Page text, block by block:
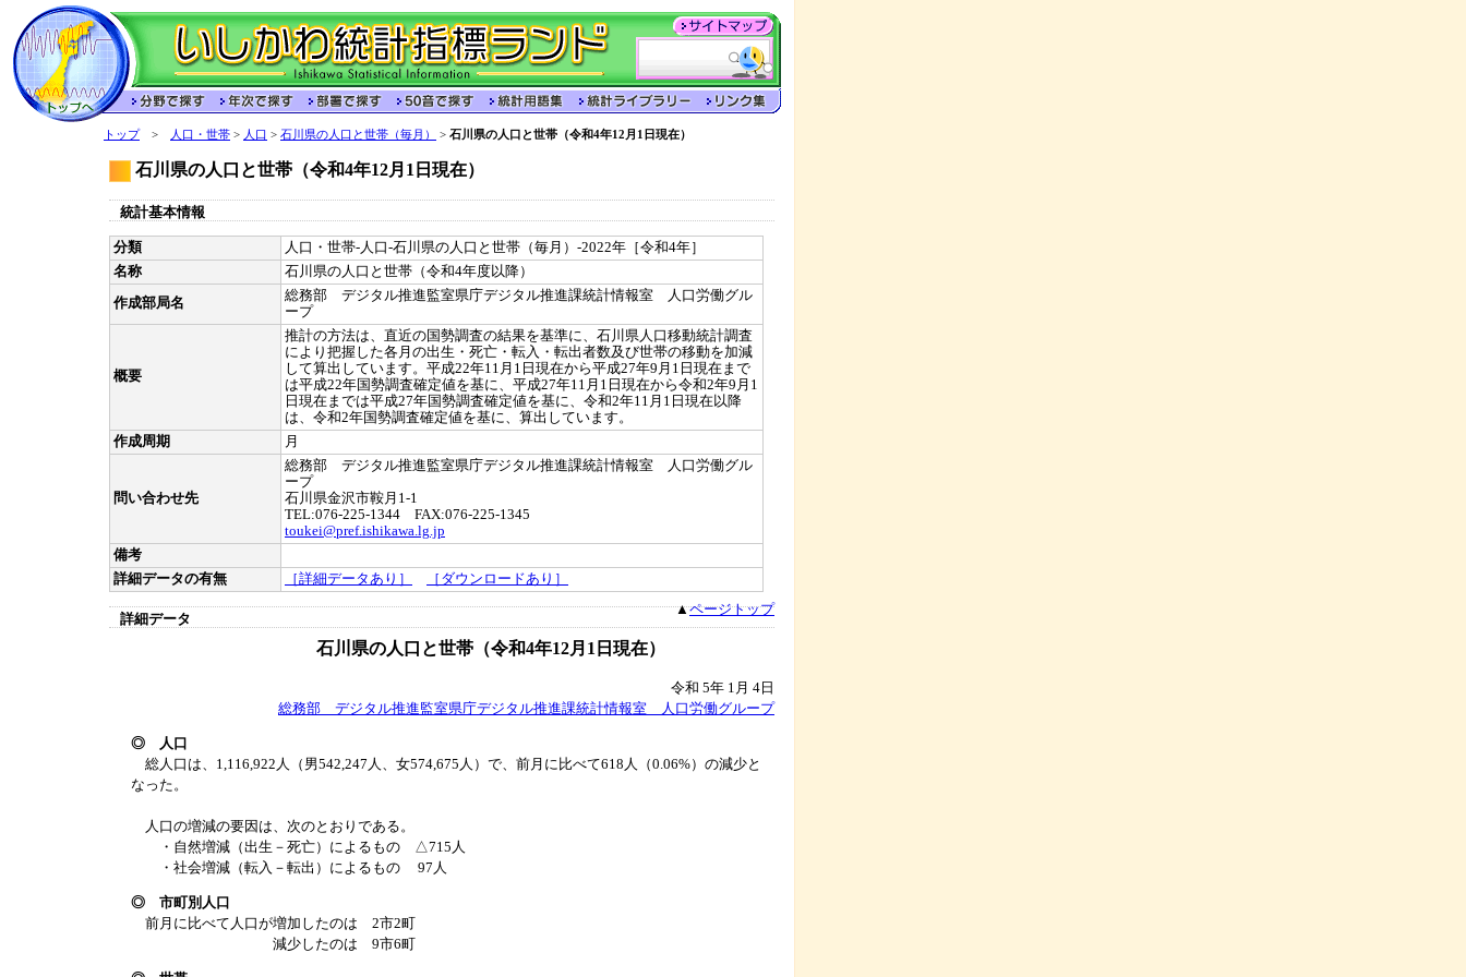
トップ> 人口・世帯 > 人口 > 石川県の人口と世帯（毎月） > 石川県の人口と世帯（令和4年12月1日現在）
石川県の人口と世帯（令和4年12月1日現在）
統計基本情報
分類
人口・世帯-人口-石川県の人口と世帯（毎月）-2022年［令和4年］
名称
石川県の人口と世帯（令和4年度以降）
作成部局名
総務部 デジタル推進監室県庁デジタル推進課統計情報室 人口労働グル
ープ
概要
推計の方法は、直近の国勢調査の結果を基準に、石川県人口移動統計調査
により把握した各月の出生・死亡・転入・転出者数及び世帯の移動を加減
して算出しています。平成22年11月1日現在から平成27年9月1日現在まで
は平成22年国勢調査確定値を基に、平成27年11月1日現在から令和2年9月1
日現在までは平成27年国勢調査確定値を基に、令和2年11月1日現在以降
は、令和2年国勢調査確定値を基に、算出しています。
作成周期
月
問い合わせ先
総務部 デジタル推進監室県庁デジタル推進課統計情報室 人口労働グル
ープ
石川県金沢市鞍月1-1
TEL:076-225-1344 FAX:076-225-1345
toukei@pref.ishikawa.lg.jp
備考
詳細データの有無
［詳細データあり］ ［ダウンロードあり］
詳細データ
▲ページトップ
石川県の人口と世帯（令和4年12月1日現在）
令和 5年 1月 4日
総務部 デジタル推進監室県庁デジタル推進課統計情報室 人口労働グループ
◎ 人口
総人口は、1,116,922人（男542,247人、女574,675人）で、前月に比べて618人（0.06%）の減少と
なった。
人口の増減の要因は、次のとおりである。
・自然増減（出生－死亡）によるもの △715人
・社会増減（転入－転出）によるもの 97人
◎ 市町別人口
前月に比べて人口が増加したのは 2市2町
減少したのは 9市6町